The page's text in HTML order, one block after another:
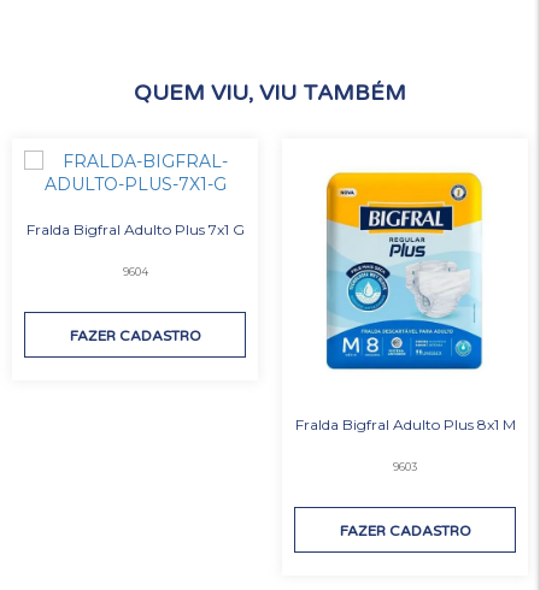
QUEM VIU, VIU TAMBÉM
Fralda Bigfral Adulto Plus 7x1 G
9604
FAZER CADASTRO
Fralda Bigfral Adulto Plus 8x1 M
9603
FAZER CADASTRO